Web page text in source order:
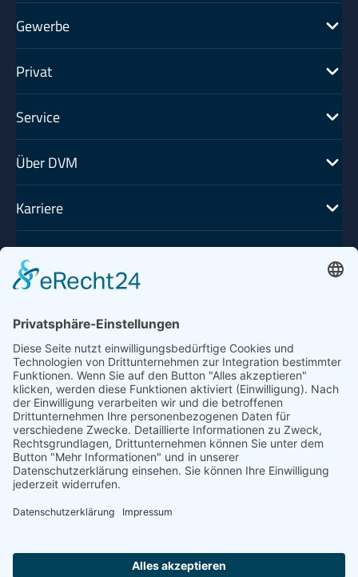
Gewerbe
Privat
Service
Über DVM
Karriere
Kontakt
Social
Hauptverwaltung Ingolstadt
Deutsche Versicherungsmakler GmbH & Co.
KG
85051 Ingolstadt
KG Pfarrplatz 16
94315 Straubing